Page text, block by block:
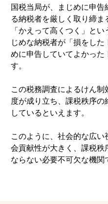
国税当局が、まじめに申
る納税者を厳しく取り締
「かえって高くつく」と
じめな納税者が「損をし
めに申告していてよかった
す。
この税務調査によるけん制
度が成り立ち、課税秩序
しているといえます。
このように、社会的な広
会貢献性が大きく、課税秩
ならない必要不可欠な機関